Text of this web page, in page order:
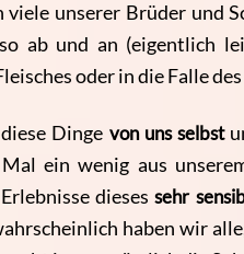
viele unserer Brüder und
ab und an (eigentlich
oder in die Falle
Dinge von uns selbst
ein wenig aus
diesessehr
haben wir